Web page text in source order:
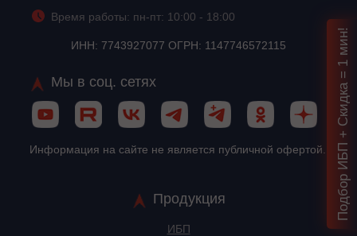
Время работы: пн-пт: 10:00 - 18:00
ИНН: 7743927077 ОГРН: 1147746572115
Мы в соц. сетях
Информация на сайте не является публичной офертой.
Продукция
ИБП
Подбор ИБП + Скидка = 1 мин!